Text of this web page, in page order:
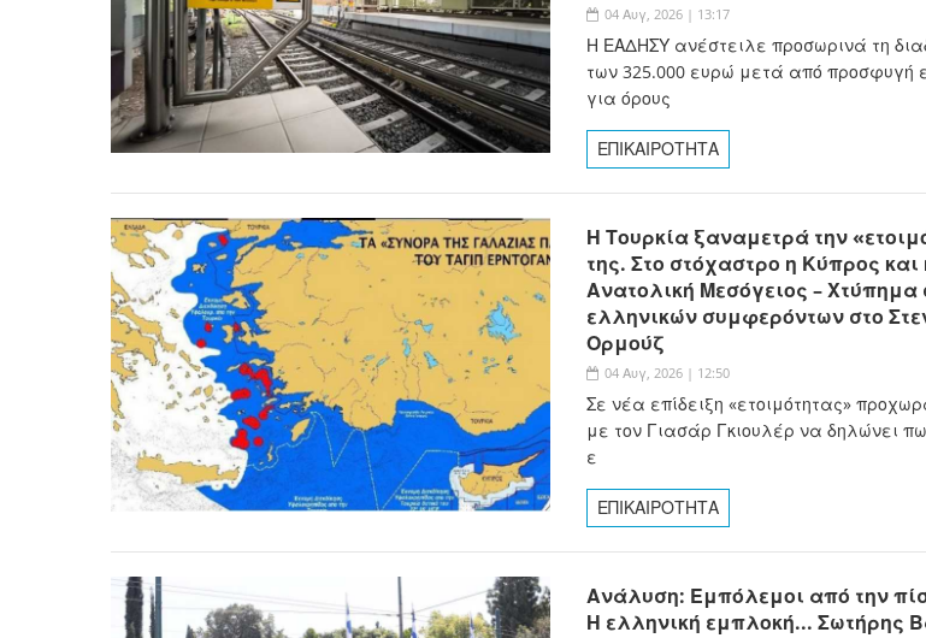
04 Αυγ, 2026 | 13:17
Η ΕΑΔΗΣΥ ανέστειλε προσωρινά τη
των 325.000 ευρώ μετά από προσφυγή
για όρους
ΕΠΙΚΑΙΡΟΤΗΤΑ
Η Τουρκία ξαναμετρά την
της. Στο στόχαστρο η Κύπρος και
Ανατολική Μεσόγειος – Χτύπημα
ελληνικών συμφερόντων στο
Ορμούζ
04 Αυγ, 2026 | 12:50
Σε νέα επίδειξη «ετοιμότητας»
με τον Γιασάρ Γκιουλέρ να δηλώνει
ε
ΕΠΙΚΑΙΡΟΤΗΤΑ
Ανάλυση: Εμπόλεμοι από την
Η ελληνική εμπλοκή... Σωτήρης